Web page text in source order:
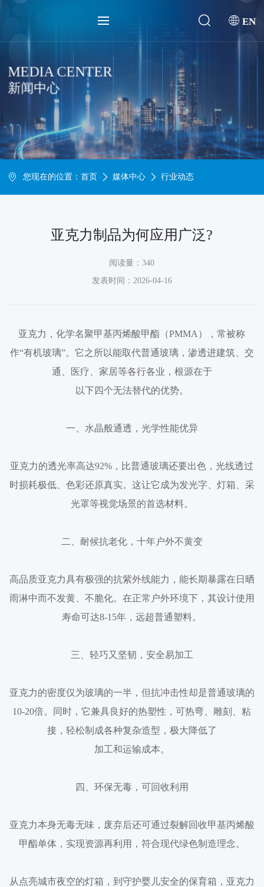
EN
MEDIA CENTER
新闻中心
您现在的位置：首页 媒体中心 行业动态
亚克力制品为何应用广泛?
阅读量：340
发表时间：2026-04-16
亚克力，化学名聚甲基丙烯酸甲酯（PMMA），常被称
作“有机玻璃”。它之所以能取代普通玻璃，渗透进建筑、交
通、医疗、家居等各行各业，根源在于
以下四个无法替代的优势。
一、水晶般通透，光学性能优异
亚克力的透光率高达92%，比普通玻璃还要出色，光线透过
时损耗极低、色彩还原真实。这让它成为发光字、灯箱、采
光罩等视觉场景的首选材料。
二、耐候抗老化，十年户外不黄变
高品质亚克力具有极强的抗紫外线能力，能长期暴露在日晒
雨淋中而不发黄、不脆化。在正常户外环境下，其设计使用
寿命可达8-15年，远超普通塑料。
三、轻巧又坚韧，安全易加工
亚克力的密度仅为玻璃的一半，但抗冲击性却是普通玻璃的
10-20倍。同时，它兼具良好的热塑性，可热弯、雕刻、粘
接，轻松制成各种复杂造型，极大降低了
加工和运输成本。
四、环保无毒，可回收利用
亚克力本身无毒无味，废弃后还可通过裂解回收甲基丙烯酸
甲酯单体，实现资源再利用，符合现代绿色制造理念。
从点亮城市夜空的灯箱，到守护婴儿安全的保育箱，亚克力